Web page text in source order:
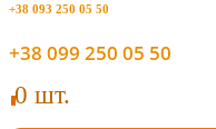
+38 093 250 05 50
+38 099 250 05 50
00 шт.